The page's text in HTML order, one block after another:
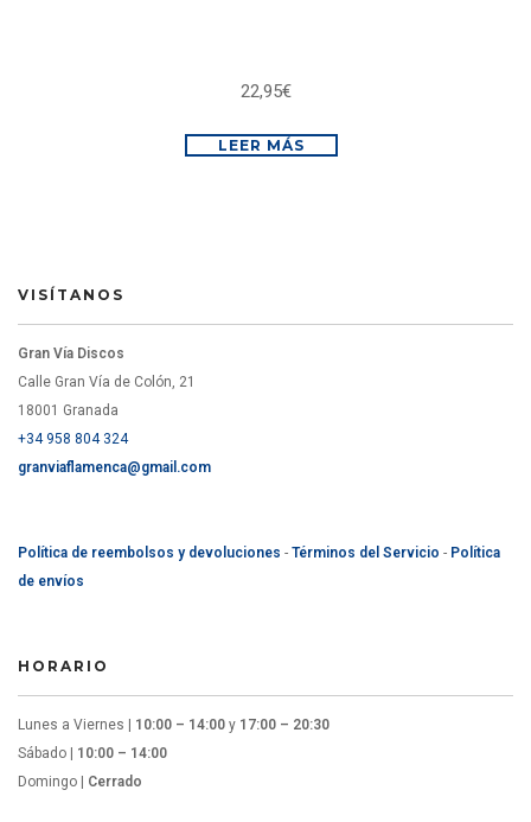
22,95€
LEER MÁS
VISÍTANOS
Gran Vía Discos
Calle Gran Vía de Colón, 21
18001 Granada
+34 958 804 324
granviaflamenca@gmail.com
Política de reembolsos y devoluciones - Términos del Servicio - Política
de envíos
HORARIO
Lunes a Viernes | 10:00 – 14:00 y 17:00 – 20:30
Sábado | 10:00 – 14:00
Domingo | Cerrado